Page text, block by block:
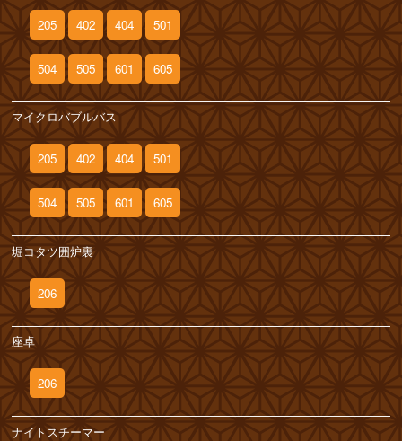
205 402 404 501
504 505 601 605
マイクロバブルバス
205 402 404 501
504 505 601 605
堀コタツ囲炉裏
206
座卓
206
ナイトスチーマー